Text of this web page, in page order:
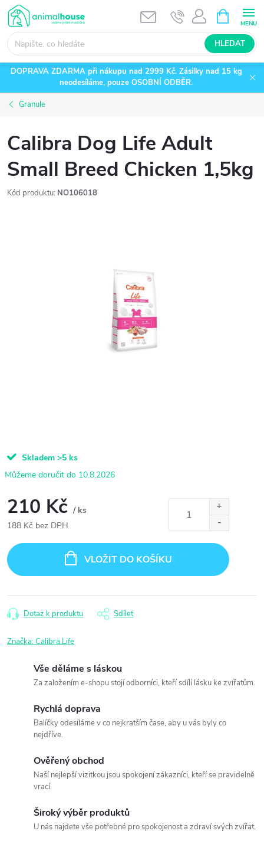
Přejít
na
obsah
HLEDAT
NÁKUPNÍ
KOŠÍK
DOPRAVA ZDARMA při nákupu nad 2999 Kč. Zásilky nad 15 kg
neodesíláme, pouze OSOBNÍ ODBĚR.
Granule
Calibra Dog Life Adult
Small Breed Chicken 1,5kg
Kód produktu: NO106018
Skladem >5 ks
10.8.2026
210 Kč / ks
188 Kč bez DPH
cena:
VLOŽIT DO KOŠÍKU
Dotaz k produktu Sdílet
Značka:Calibra Life
Vše děláme s láskou
Za založením e-shopu stojí odborníci, kteří sdílí lásku ke zvířatům.
Rychlá doprava
Balíčky odesíláme v co nejkratším čase, aby u vás byly co
nejdříve.
Ověřený obchod
Naší nejlepší vizitkou jsou spokojení zákazníci, kteří se pravidelně
vrací.
Široký výběr produktů
U nás najdete vše potřebné pro spokojenost a zdraví svých zvířat.